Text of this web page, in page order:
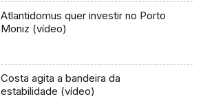
Atlantidomus quer investir no Porto
Moniz (vídeo)
Costa agita a bandeira da
estabilidade (vídeo)